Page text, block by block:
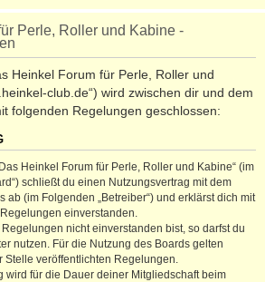
u
h
Perle, Roller und Kabine -
Heinkel Forum für Perle, Roller und
club.de“) wird zwischen dir und dem
folgenden Regelungen geschlossen:
Heinkel Forum für Perle, Roller und Kabine“ (im
schließt du einen Nutzungsvertrag mit dem
ab (im Folgenden „Betreiber“) und erklärst dich mit
einverstanden.
nicht einverstanden bist, so darfst du
nutzen. Für die Nutzung des Boards gelten
Stelle veröffentlichten Regelungen.
wird für die Dauer deiner Mitgliedschaft beim